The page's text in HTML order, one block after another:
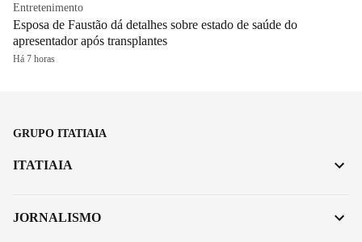
Entretenimento
Esposa de Faustão dá detalhes sobre estado de saúde do
apresentador após transplantes
Há 7 horas
GRUPO ITATIAIA
ITATIAIA
JORNALISMO